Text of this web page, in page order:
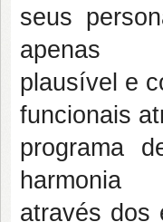
seus
apenas
plausível e
funcionais
programa
harmonia
através dos